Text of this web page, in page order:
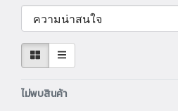
ไม่พบสินค้า